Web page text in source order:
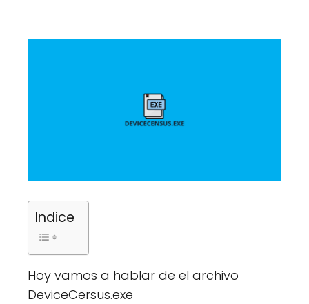
Indice
Hoy vamos a hablar de el archivo
DeviceCersus.exe